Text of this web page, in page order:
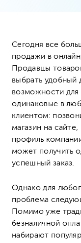
Сегодня все
продажи в
Продавцы
выбрать удобный
возможности для
одинаковые в
клиентом:
магазин на
профиль
может получить
успешный заказ.
Однако для
проблема
Помимо уже
безналичной
набирают